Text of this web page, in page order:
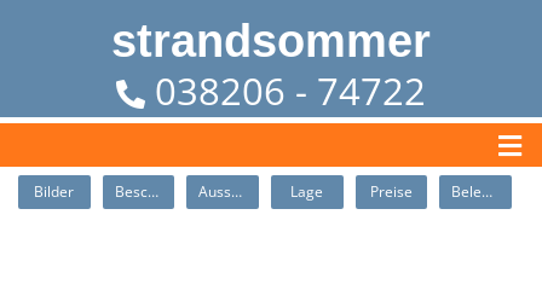
strandsommer
038206 - 74722
Bilder Beschreibung Ausstattung Lage Preise Belegung